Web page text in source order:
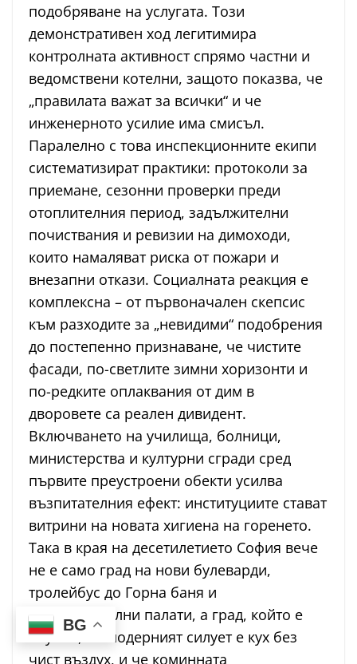
подобряване на услугата. Този
демонстративен ход легитимира
контролната активност спрямо частни и
ведомствени котелни, защото показва, че
„правилата важат за всички“ и че
инженерното усилие има смисъл.
Паралелно с това инспекционните екипи
систематизират практики: протоколи за
приемане, сезонни проверки преди
отоплителния период, задължителни
почиствания и ревизии на димоходи,
които намаляват риска от пожари и
внезапни откази. Социалната реакция е
комплексна – от първоначален скепсис
към разходите за „невидими“ подобрения
до постепенно признаване, че чистите
фасади, по-светлите зимни хоризонти и
по-редките оплаквания от дим в
дворовете са реален дивидент.
Включването на училища, болници,
министерства и културни сгради сред
първите преустроени обекти усилва
възпитателния ефект: институциите стават
витрини на новата хигиена на горенето.
Така в края на десетилетието София вече
не е само град на нови булеварди,
тролейбус до Горна баня и
представителни палати, а град, който е
научил, че модерният силует е кух без
чист въздух, и че коминната
BG